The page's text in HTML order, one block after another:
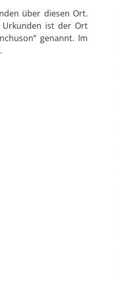
über diesen Ort.
ist der Ort
genannt. Im